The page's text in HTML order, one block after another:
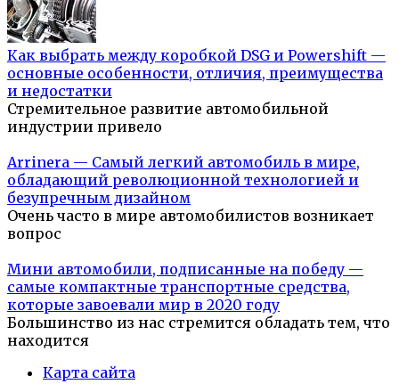
Как выбрать между коробкой DSG и Powershift —
основные особенности, отличия, преимущества
и недостатки
Стремительное развитие автомобильной
индустрии привело
Arrinera — Самый легкий автомобиль в мире,
обладающий революционной технологией и
безупречным дизайном
Очень часто в мире автомобилистов возникает
вопрос
Мини автомобили, подписанные на победу —
самые компактные транспортные средства,
которые завоевали мир в 2020 году
Большинство из нас стремится обладать тем, что
находится
Карта сайта